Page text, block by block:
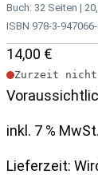
Buch: 32 Seiten |
ISBN 978-3-
14,00 €
Zurzeit
inkl. 7 % MwSt.
Lieferzeit: